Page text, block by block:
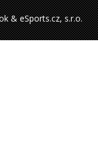
& eSports.cz, s.r.o.